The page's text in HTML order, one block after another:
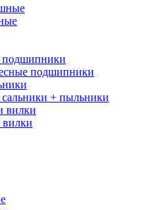
подшипники
подшипники
+ пыльники
вилки